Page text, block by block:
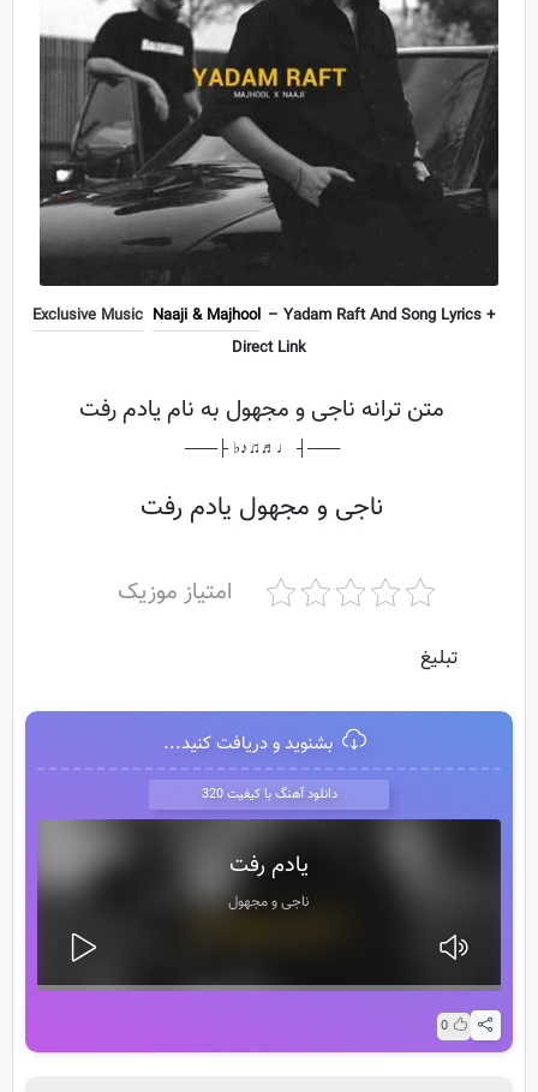
Exclusive Music Naaji & Majhool – Yadam Raft And Song Lyrics +
Direct Link
متن ترانه ناجی و مجهول به نام یادم رفت
───┤ ♩♬♫♪♭ ├───
ناجی و مجهول یادم رفت
امتیاز موزیک
تبلیغ
بشنوید و دریافت کنید...
دانلود آهنگ با کیفیت 320
یادم رفت
ناجی و مجهول
0